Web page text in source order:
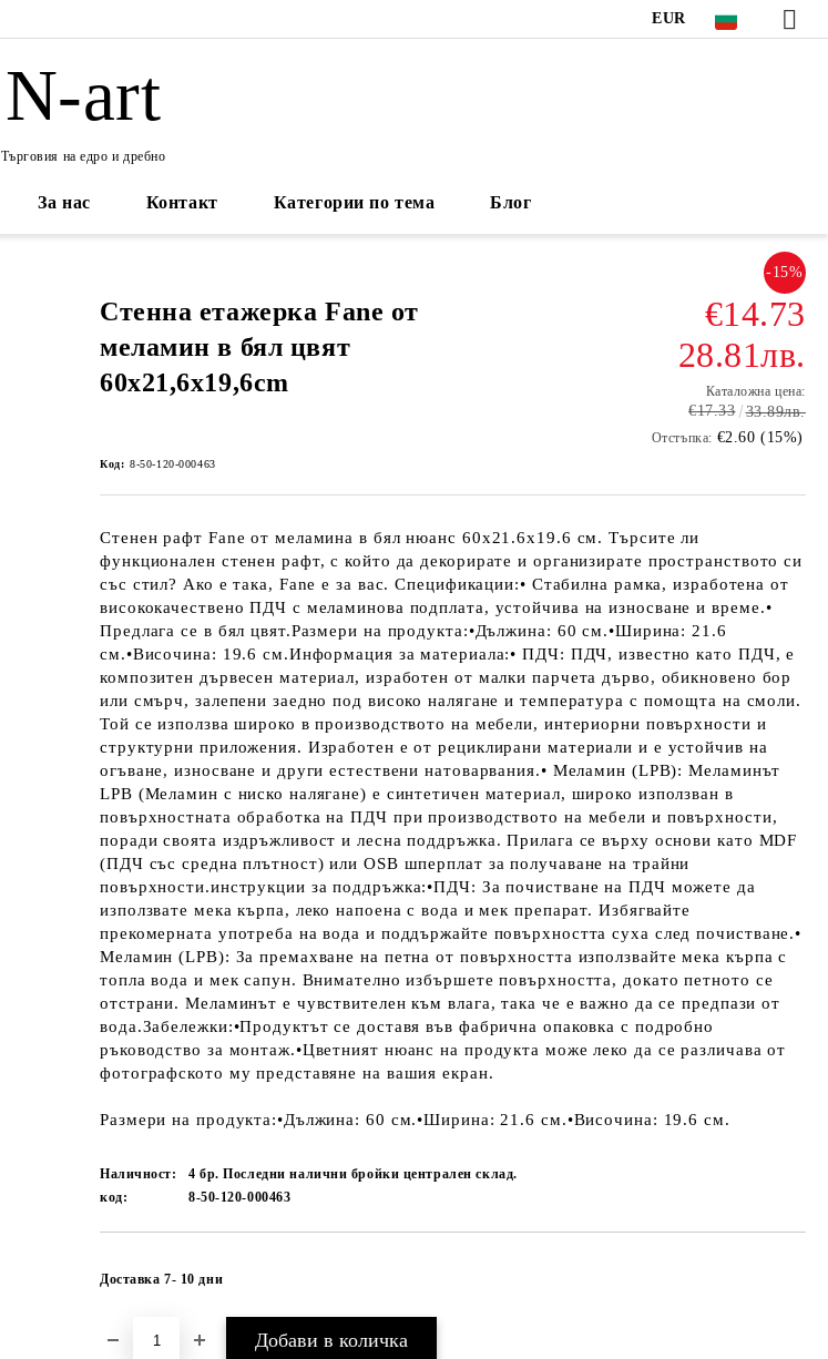
EUR
N-art
Търговия на едро и дребно
За нас Контакт Категории по тема Блог
Стенна етажерка Fane от
меламин в бял цвят
60x21,6x19,6cm
-15%
€14.73
28.81лв.
Каталожна цена:
€17.33 33.89лв.
Отстъпка: €2.60 (15%)
Код: 8-50-120-000463
Стенен рафт Fane от меламина в бял нюанс 60x21.6x19.6 см. Търсите ли
функционален стенен рафт, с който да декорирате и организирате пространството си
със стил? Ако е така, Fane е за вас. Спецификации:• Стабилна рамка, изработена от
висококачествено ПДЧ с меламинова подплата, устойчива на износване и време.•
Предлага се в бял цвят.Размери на продукта:•Дължина: 60 ​​см.•Ширина: 21.6
см.•Височина: 19.6 см.Информация за материала:• ПДЧ: ПДЧ, известно като ПДЧ, е
композитен дървесен материал, изработен от малки парчета дърво, обикновено бор
или смърч, залепени заедно под високо налягане и температура с помощта на смоли.
Той се използва широко в производството на мебели, интериорни повърхности и
структурни приложения. Изработен е от рециклирани материали и е устойчив на
огъване, износване и други естествени натоварвания.• Меламин (LPB): Меламинът
LPB (Меламин с ниско налягане) е синтетичен материал, широко използван в
повърхностната обработка на ПДЧ при производството на мебели и повърхности,
поради своята издръжливост и лесна поддръжка. Прилага се върху основи като MDF
(ПДЧ със средна плътност) или OSB шперплат за получаване на трайни
повърхности.инструкции за поддръжка:•ПДЧ: За почистване на ПДЧ можете да
използвате мека кърпа, леко напоена с вода и мек препарат. Избягвайте
прекомерната употреба на вода и поддържайте повърхността суха след почистване.•
Меламин (LPB): За премахване на петна от повърхността използвайте мека кърпа с
топла вода и мек сапун. Внимателно избършете повърхността, докато петното се
отстрани. Меламинът е чувствителен към влага, така че е важно да се предпази от
вода.Забележки:•Продуктът се доставя във фабрична опаковка с подробно
ръководство за монтаж.•Цветният нюанс на продукта може леко да се различава от
фотографското му представяне на вашия екран.
Размери на продукта:•Дължина: 60 ​​см.•Ширина: 21.6 см.•Височина: 19.6 см.
Наличност:
4 бр. Последни налични бройки централен склад.
код:
8-50-120-000463
Доставка 7- 10 дни